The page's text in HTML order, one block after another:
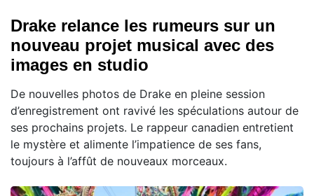
Drake relance les rumeurs sur un
nouveau projet musical avec des
images en studio
De nouvelles photos de Drake en pleine session
d’enregistrement ont ravivé les spéculations autour de
ses prochains projets. Le rappeur canadien entretient
le mystère et alimente l’impatience de ses fans,
toujours à l’affût de nouveaux morceaux.